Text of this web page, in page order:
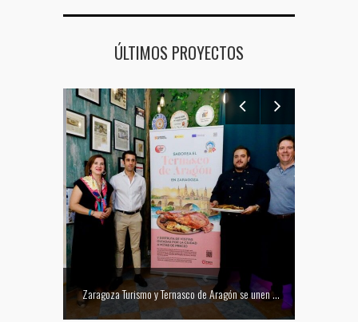
ÚLTIMOS PROYECTOS
Zaragoza Turismo y Ternasco de Aragón se unen para promocionar la ciudad a través de su gastronomía